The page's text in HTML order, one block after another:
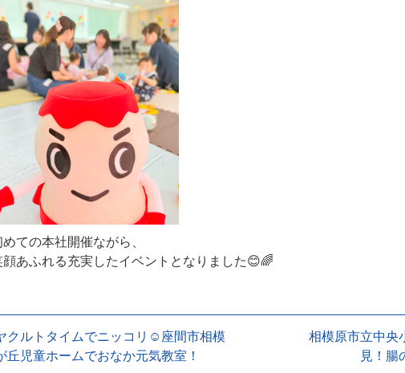
めての本社開催ながら、
顔あふれる充実したイベントとなりました😊🌈
クルトタイムでニッコリ☺座間市相模
丘児童ホームでおなか元気教室！
相模原市立中央
見！腸